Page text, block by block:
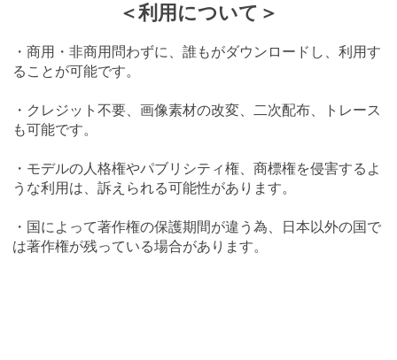
＜利用について＞
・商用・非商用問わずに、誰もがダウンロードし、利用す
ることが可能です。
・クレジット不要、画像素材の改変、二次配布、トレース
も可能です。
・モデルの人格権やパブリシティ権、商標権を侵害するよ
うな利用は、訴えられる可能性があります。
・国によって著作権の保護期間が違う為、日本以外の国で
は著作権が残っている場合があります。